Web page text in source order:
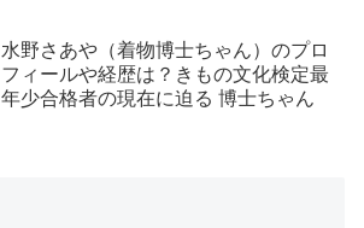
水野さあや（着物博士ちゃん）のプロ
フィールや経歴は？きもの文化検定最
年少合格者の現在に迫る 博士ちゃん